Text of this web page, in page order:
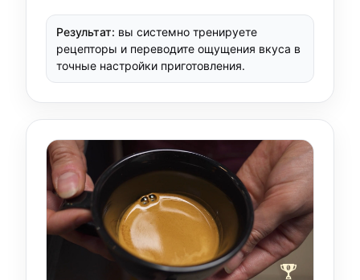
Результат: вы системно тренируете
рецепторы и переводите ощущения вкуса в
точные настройки приготовления.